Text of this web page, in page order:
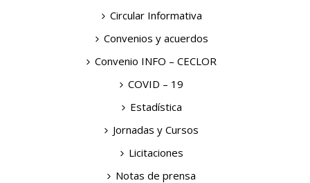
Circular Informativa
Convenios y acuerdos
Convenio INFO – CECLOR
COVID – 19
Estadística
Jornadas y Cursos
Licitaciones
Notas de prensa